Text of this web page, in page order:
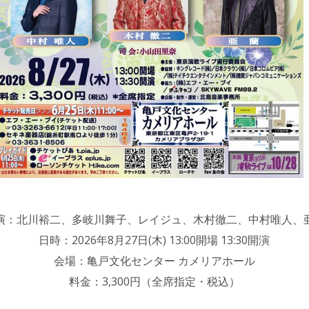
：北川裕二、多岐川舞子、レイジュ、木村徹二、中村唯人、
日時：2026年8月27日(木) 13:00開場 13:30開演
会場：亀戸文化センター カメリアホール
料金：3,300円（全席指定・税込）